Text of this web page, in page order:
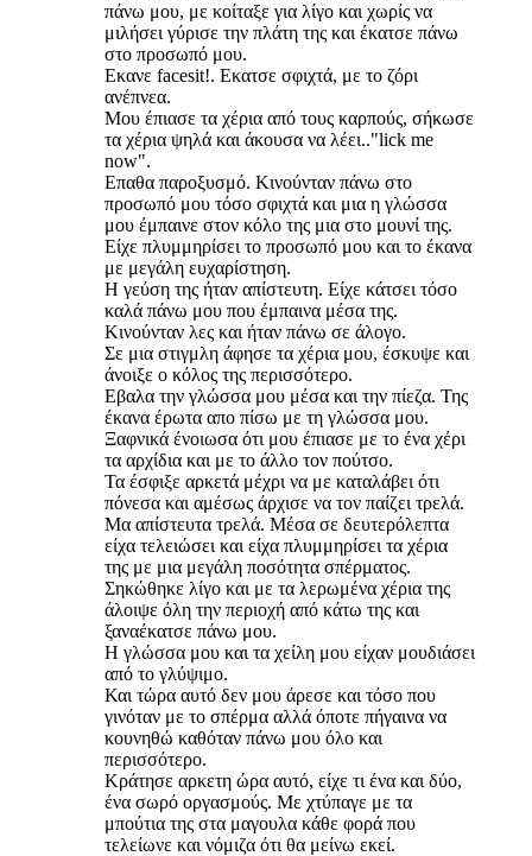
πάνω μου, με κοίταξε για λίγο και χωρίς να
μιλήσει γύρισε την πλάτη της και έκατσε πάνω
στο προσωπό μου.
Εκανε facesit!. Εκατσε σφιχτά, με το ζόρι
ανέπνεα.
Μου έπιασε τα χέρια από τους καρπούς, σήκωσε
τα χέρια ψηλά και άκουσα να λέει.."lick me
now".
Επαθα παροξυσμό. Κινούνταν πάνω στο
προσωπό μου τόσο σφιχτά και μια η γλώσσα
μου έμπαινε στον κόλο της μια στο μουνί της.
Είχε πλυμμηρίσει το προσωπό μου και το έκανα
με μεγάλη ευχαρίστηση.
Η γεύση της ήταν απίστευτη. Είχε κάτσει τόσο
καλά πάνω μου που έμπαινα μέσα της.
Κινούνταν λες και ήταν πάνω σε άλογο.
Σε μια στιγμλη άφησε τα χέρια μου, έσκυψε και
άνοιξε ο κόλος της περισσότερο.
Εβαλα την γλώσσα μου μέσα και την πίεζα. Της
έκανα έρωτα απο πίσω με τη γλώσσα μου.
Ξαφνικά ένοιωσα ότι μου έπιασε με το ένα χέρι
τα αρχίδια και με το άλλο τον πούτσο.
Τα έσφιξε αρκετά μέχρι να με καταλάβει ότι
πόνεσα και αμέσως άρχισε να τον παίζει τρελά.
Μα απίστευτα τρελά. Μέσα σε δευτερόλεπτα
είχα τελειώσει και είχα πλυμμηρίσει τα χέρια
της με μια μεγάλη ποσότητα σπέρματος.
Σηκώθηκε λίγο και με τα λερωμένα χέρια της
άλοιψε όλη την περιοχή από κάτω της και
ξαναέκατσε πάνω μου.
Η γλώσσα μου και τα χείλη μου είχαν μουδιάσει
από το γλύψιμο.
Και τώρα αυτό δεν μου άρεσε και τόσο που
γινόταν με το σπέρμα αλλά όποτε πήγαινα να
κουνηθώ καθόταν πάνω μου όλο και
περισσότερο.
Κράτησε αρκετη ώρα αυτό, είχε τι ένα και δύο,
ένα σωρό οργασμούς. Με χτύπαγε με τα
μπούτια της στα μαγουλα κάθε φορά που
τελείωνε και νόμιζα ότι θα μείνω εκεί.